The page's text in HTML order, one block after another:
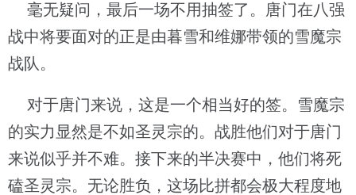
毫无疑问，最后一场不用抽签了。唐门在八强
战中将要面对的正是由暮雪和维娜带领的雪魔宗
战队。
对于唐门来说，这是一个相当好的签。雪魔宗
的实力显然是不如圣灵宗的。战胜他们对于唐门
来说似乎并不难。接下来的半决赛中，他们将死
磕圣灵宗。无论胜负，这场比拼都会极大程度地